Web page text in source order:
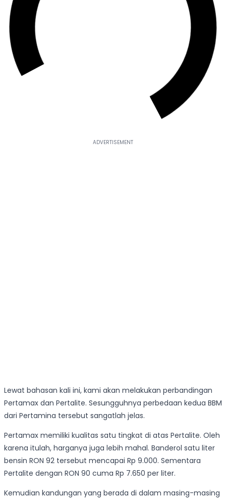
Lewat bahasan kali ini, kami akan melakukan perbandingan
Pertamax dan Pertalite. Sesungguhnya perbedaan kedua BBM
dari Pertamina tersebut sangatlah jelas.
Pertamax memiliki kualitas satu tingkat di atas Pertalite. Oleh
karena itulah, harganya juga lebih mahal. Banderol satu liter
bensin RON 92 tersebut mencapai Rp 9.000. Sementara
Pertalite dengan RON 90 cuma Rp 7.650 per liter.
Kemudian kandungan yang berada di dalam masing-masing